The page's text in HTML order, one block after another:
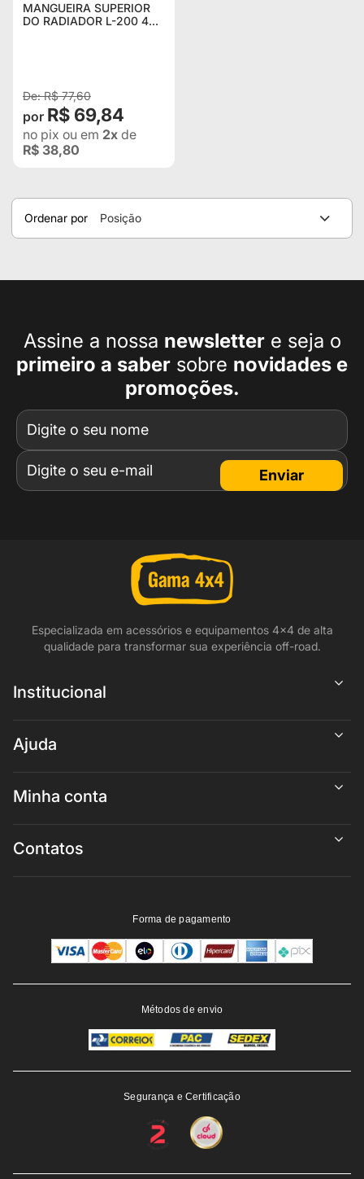
MANGUEIRA SUPERIOR
DO RADIADOR L-200 4X4
R$ 77,60
R$ 69,84
no pix ou em 2x de
R$ 38,80
Ordenar por Posição
Assine a nossa newslettere seja o
primeiro a saber sobre novidades e
promoções.
Enviar
Especializada em acessórios e equipamentos 4x4 de alta
qualidade para transformar sua experiência off-road.
Institucional
Ajuda
Minha conta
Contatos
Forma de pagamento
Métodos de envio
Segurança e Certificação